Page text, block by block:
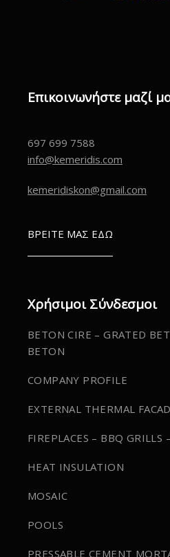
Επικοινωνήστε μαζί
697 699 7588
info@kemeridis.com
kemeridiskon@gmail.com
ΒΡΕΙΤΕ ΜΑΣ ΕΔΩ
Χρήσιμοι Σύνδεσμοι
BETON CIRE – GRATED
BETON
COMPANY PROFILE
EXTERNAL THERMAL
FIREPLACES – BBQ GRILLS
HEAT INSULATION
MOSAIC
POOLS
PRESSABLE CEMENT